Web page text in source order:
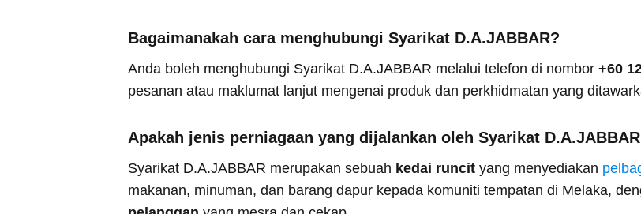
Bagaimanakah cara menghubungi Syarikat D.A.JABBAR?
Anda boleh menghubungi Syarikat D.A.JABBAR melalui telefon di nombor +60
pesanan atau maklumat lanjut mengenai produk dan perkhidmatan yang
Apakah jenis perniagaan yang dijalankan oleh Syarikat
Syarikat D.A.JABBAR merupakan sebuah kedai runcit yang menyediakan
makanan, minuman, dan barang dapur kepada komuniti tempatan di Melaka,